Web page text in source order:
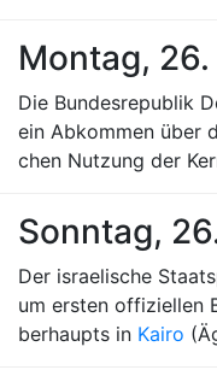
Montag,
Die Bundesrepublik
ein Abkommen über
chen Nutzung der
Sonntag,
Der israelische
um ersten offiziellen
berhaupts in Kairo